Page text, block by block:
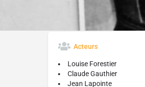
plusieurs jours, puis
Acteurs
Louise Forestier
Claude Gauthier
Jean Lapointe